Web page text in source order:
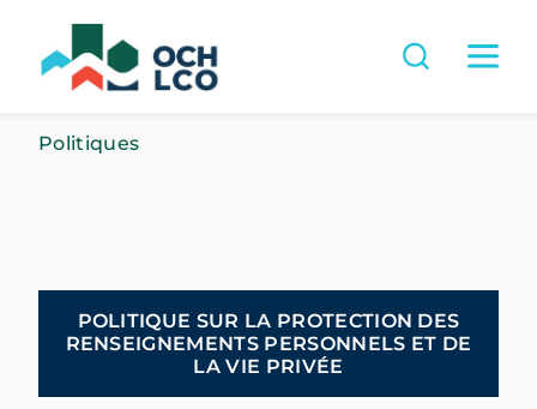
Politiques
POLITIQUE SUR LA PROTECTION DES
RENSEIGNEMENTS PERSONNELS ET DE
LA VIE PRIVÉE